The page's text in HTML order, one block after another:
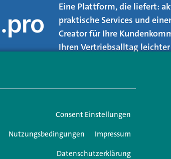
Eine Plattform, die liefert:
praktische Services und
Creator für Ihre
Ihren Vertriebsalltag
Consent Einstellungen
Nutzungsbedingungen
Impressum
Datenschutzerklärung